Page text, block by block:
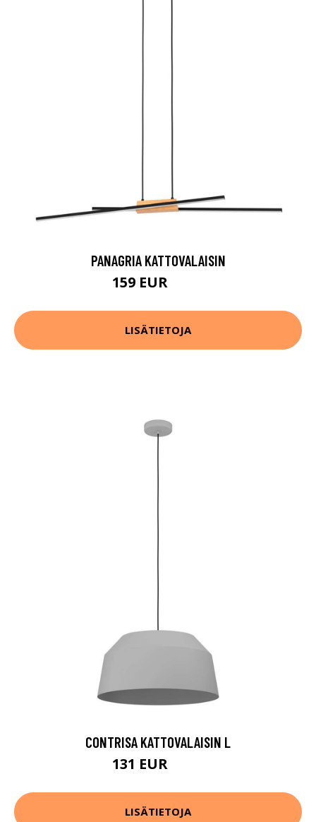
PANAGRIA KATTOVALAISIN
159 EUR
LISÄTIETOJA
CONTRISA KATTOVALAISIN L
131 EUR
LISÄTIETOJA